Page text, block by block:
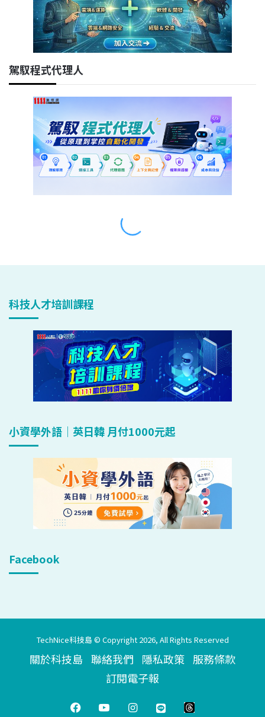
科技人才培訓課程
小資學外語｜英日韓 月付1000元起
Facebook
TechNice科技島 © Copyright 2026, All Rights Reserved
關於科技島 聯絡我們 隱私政策 服務條款
訂閱電子報